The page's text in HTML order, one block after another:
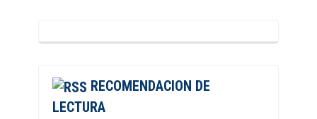
RECOMENDACION DE
LECTURA